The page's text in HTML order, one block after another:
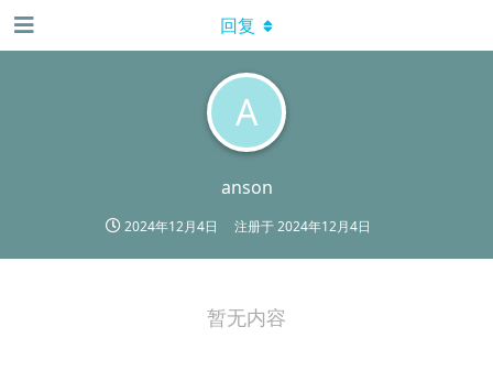
A
anson
2024年12月4日 注册于2024年12月4日
回复
暂无内容